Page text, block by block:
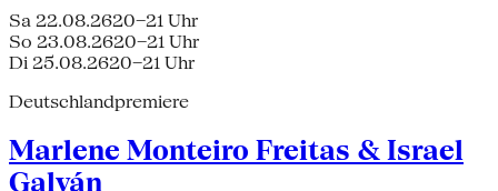
Sa 22.08.2620–21 Uhr
So 23.08.2620–21 Uhr
Di 25.08.2620–21 Uhr
Deutschlandpremiere
Marlene Monteiro Freitas & Israel
Galván